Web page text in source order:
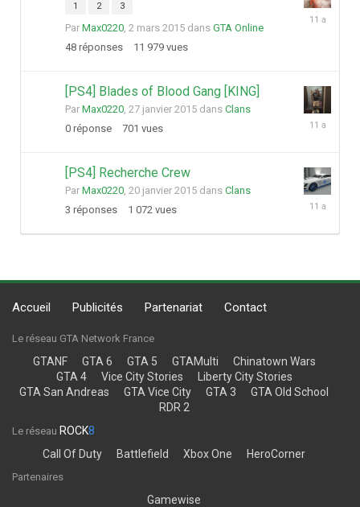
1 2 3
Par Max0220, 2 mars 2015 dans GTA Online
48 réponses 11 979 vues
12
[PS4] Blades of Blood Gang [KING]
Par Max0220, 27 janvier 2015 dans Clans
0 réponse 701 vues
27
[PS4] Recherche Crew
Par Max0220, 20 janvier 2015 dans Clans
3 réponses 1 072 vues
22
2015
Accueil Publicités Partenariat Contact
Le réseau GTA Network France
GTANF GTA 6 GTA 5 GTAMulti
Chinatown Wars
GTA 4
Vice City Stories
Liberty City Stories
GTA San Andreas
GTA Vice City GTA 3
GTA Old School
RDR 2
Le réseau ROCK8
Call Of Duty
Battlefield Xbox One HeroCorner
Partenaires
Gamewise